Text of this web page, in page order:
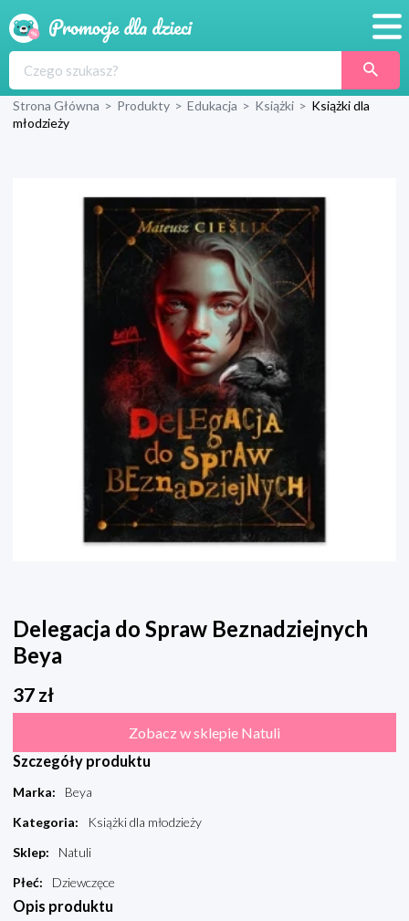
Produkty
Blog
Wyprawka
Strona Główna > Produkty > Edukacja > Książki > Książki dla
młodzieży
Delegacja do Spraw Beznadziejnych
Beya
37 zł
Zobacz w sklepie Natuli
Szczegóły produktu
Marka:
Beya
Kategoria:
Książki dla młodzieży
Sklep:
Natuli
Płeć: Dziewczęce
Opis produktu